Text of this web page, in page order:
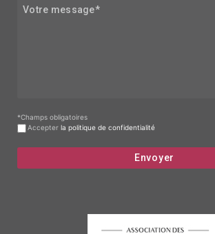
*Champs obligatoires
Accepter la politique de confidentialité